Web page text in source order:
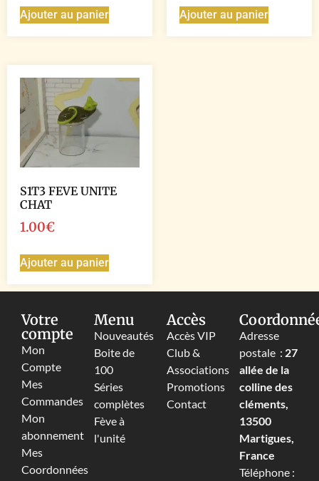
Ajouter au panier Ajouter au panier
S1T3 FEVE UNITE
CHAT
1.00€
Ajouter au panier
Votre
compte
Mon
Compte
Mes
Commandes
Mon
abonnement
Mes
Coordonnées
Menu
Nouveautés
Boite de
100
Séries
complètes
Fève à
l'unité
Accès
Accès VIP
Club &
Associations
Promotions
Contact
Adresse
postale : 27
allée de la
colline des
cléments,
13500
Martigues,
France
Téléphone :